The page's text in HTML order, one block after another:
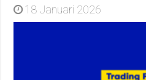
18 Januari 2026